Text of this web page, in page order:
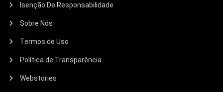
Isenção De Responsabilidade
Sobre Nós
Termos de Uso
Política de Transparência
Webstories